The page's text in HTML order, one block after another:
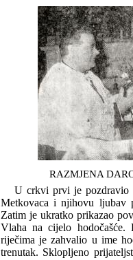
RAZMJENA
U crkvi prvi je pozdravio
Metkovaca i njihovu ljubav
Zatim je ukratko prikazao
Vlaha na cijelo
riječima je zahvalio u ime
trenutak. Sklopljeno